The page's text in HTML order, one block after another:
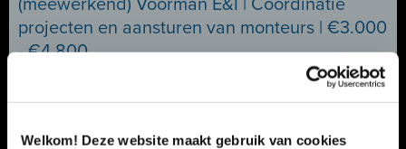
Welkom! Deze website maakt gebruik van cookies
(meewerkend) Voorman E&I | Coördinatie
projecten en aansturen van monteurs | €3.000
- €4.800